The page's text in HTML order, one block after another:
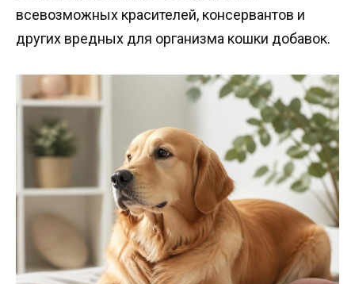
всевозможных красителей, консервантов и
других вредных для организма кошки добавок.